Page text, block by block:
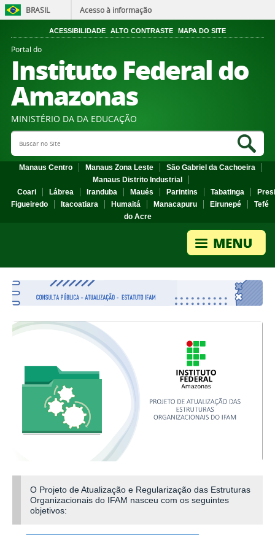
BRASIL Acesso à informação
ACESSIBILIDADE ALTO CONTRASTE MAPA DO SITE
Portal do
Instituto Federal do
Amazonas
MINISTÉRIO DA DA EDUCAÇÃO
Search Site
Manaus Centro Manaus Zona Leste
São Gabriel da Cachoeira
Manaus Distrito Industrial
Coari
Lábrea Iranduba Maués Parintins Tabatinga
Figueiredo
Itacoatiara Humaitá Manacapuru Eirunepé
Tefé
do Acre
O Projeto de Atualização e Regularização das Estruturas
Organizacionais do IFAM nasceu com os seguintes
objetivos: